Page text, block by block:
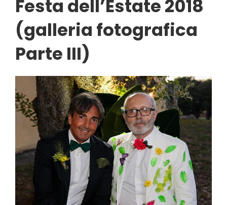
Festa dell’Estate 2018
(galleria fotografica
Parte III)